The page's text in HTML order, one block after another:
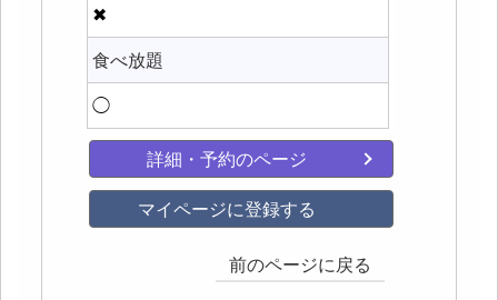
✖
食べ放題
◯
詳細・予約のページ
マイページに登録する
前のページに戻る